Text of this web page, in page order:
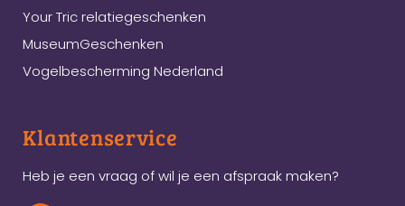
Your Tric relatiegeschenken
MuseumGeschenken
Vogelbescherming Nederland
Klantenservice
Heb je een vraag of wil je een afspraak maken?